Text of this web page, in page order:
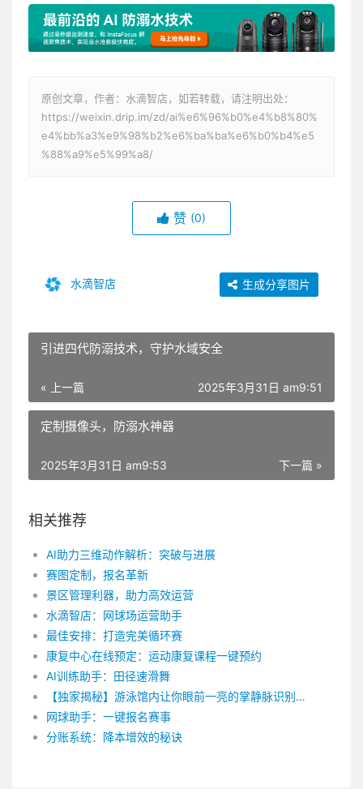
原创文章，作者：水滴智店，如若转载，请注明出处：
https://weixin.drip.im/zd/ai%e6%96%b0%e4%b8%80%
e4%bb%a3%e9%98%b2%e6%ba%ba%e6%b0%b4%e5
%88%a9%e5%99%a8/
赞 (0)
水滴智店 生成分享图片
引进四代防溺技术，守护水域安全
« 上一篇 2025年3月31日 am9:51
定制摄像头，防溺水神器
下一篇 »
2025年3月31日 am9:53
相关推荐
AI助力三维动作解析：突破与进展
赛图定制，报名革新
景区管理利器，助力高效运营
水滴智店：网球场运营助手
最佳安排：打造完美循环赛
康复中心在线预定：运动康复课程一键预约
AI训练助手：田径速滑舞
【独家揭秘】游泳馆内让你眼前一亮的掌静脉识别技术！
网球助手：一键报名赛事
分账系统：降本增效的秘诀